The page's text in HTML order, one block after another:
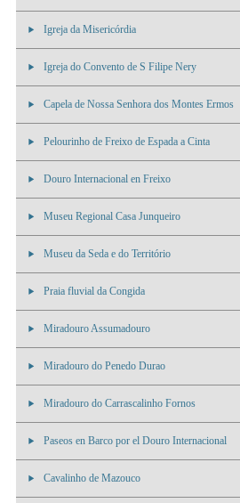
Igreja da Misericórdia
Igreja do Convento de S Filipe Nery
Capela de Nossa Senhora dos Montes Ermos
Pelourinho de Freixo de Espada a Cinta
Douro Internacional en Freixo
Museu Regional Casa Junqueiro
Museu da Seda e do Território
Praia fluvial da Congida
Miradouro Assumadouro
Miradouro do Penedo Durao
Miradouro do Carrascalinho Fornos
Paseos en Barco por el Douro Internacional
Cavalinho de Mazouco